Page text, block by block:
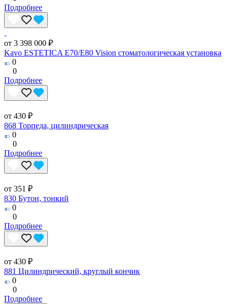
Подробнее
от 3 398 000 ₽
Kavo ESTETICA E70/E80 Vision стоматологическая установка
0
0
Подробнее
от 430 ₽
868 Торпеда, цилиндрическая
0
0
Подробнее
от 351 ₽
830 Бутон, тонкий
0
0
Подробнее
от 430 ₽
881 Цилиндрический, круглый кончик
0
0
Подробнее